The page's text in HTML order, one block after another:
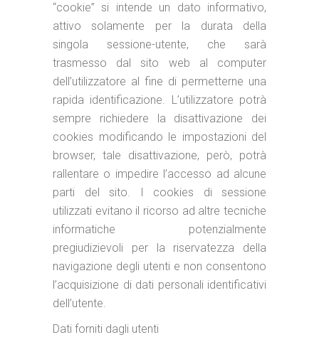
“cookie” si intende un dato informativo,
attivo solamente per la durata della
singola sessione-utente, che sarà
trasmesso dal sito web al computer
dell’utilizzatore al fine di permetterne una
rapida identificazione. L’utilizzatore potrà
sempre richiedere la disattivazione dei
cookies modificando le impostazioni del
browser, tale disattivazione, però, potrà
rallentare o impedire l’accesso ad alcune
parti del sito. I cookies di sessione
utilizzati evitano il ricorso ad altre tecniche
informatiche potenzialmente
pregiudizievoli per la riservatezza della
navigazione degli utenti e non consentono
l’acquisizione di dati personali identificativi
dell’utente.
Dati forniti dagli utenti